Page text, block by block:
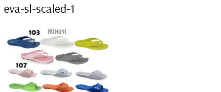
eva-sl-scaled-1